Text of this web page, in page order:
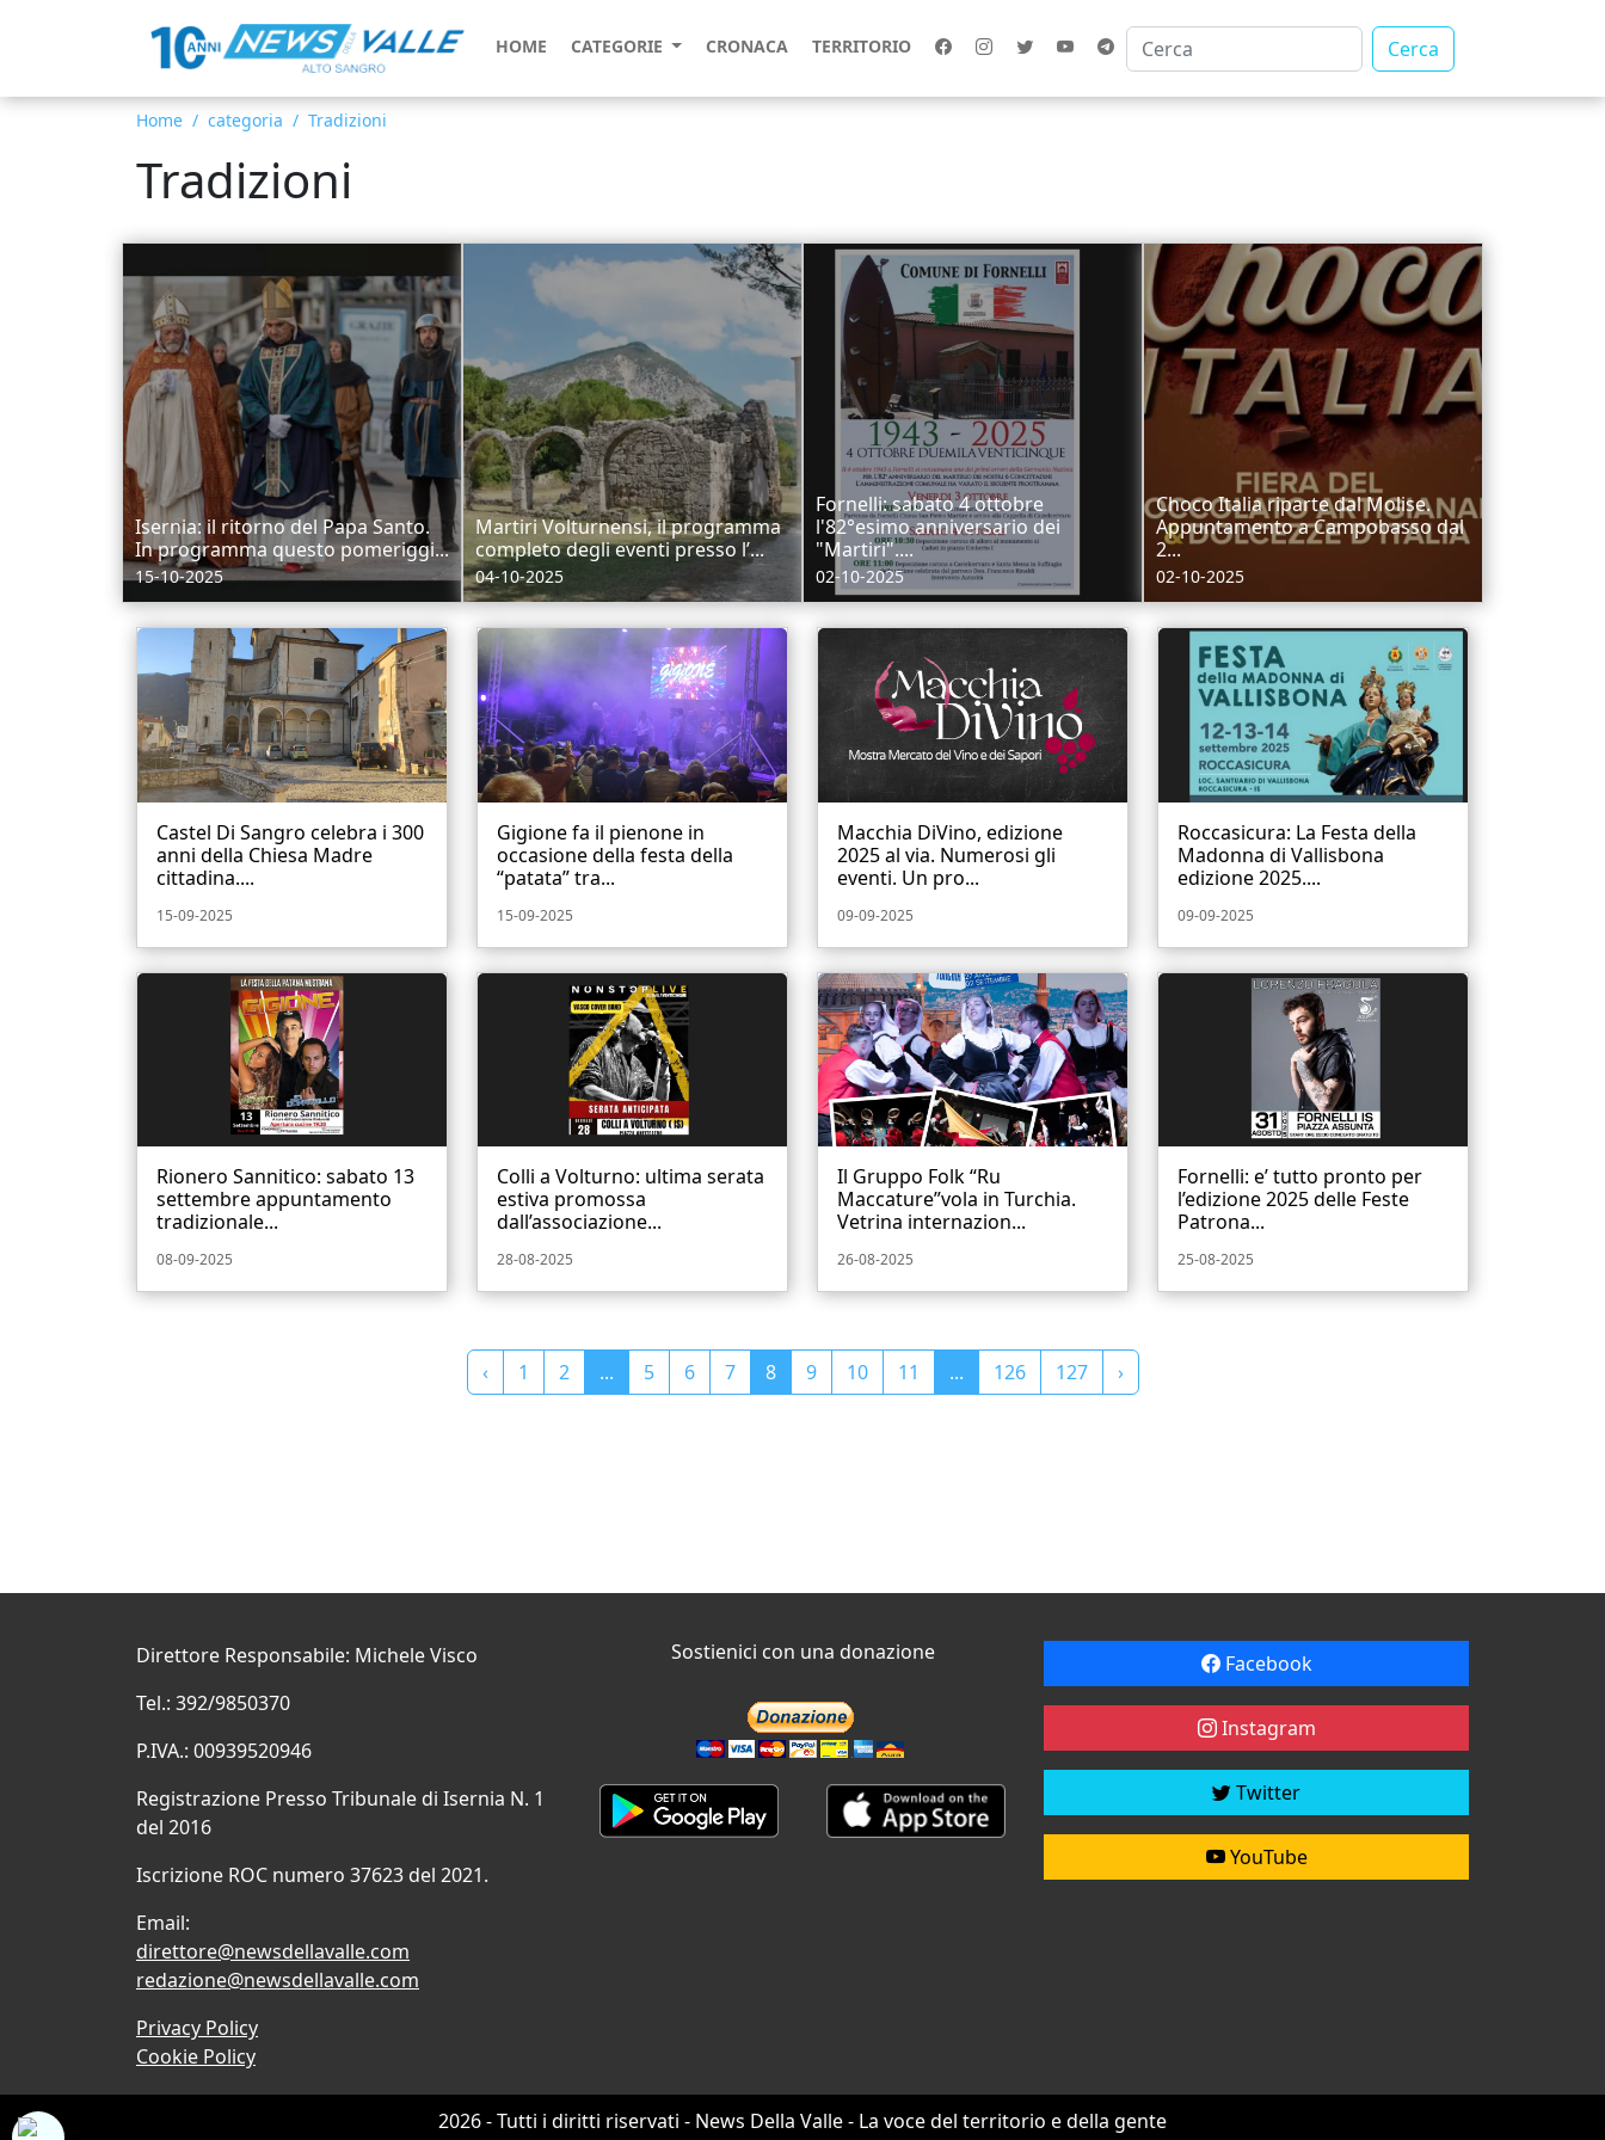
HOME CATEGORIE CRONACA TERRITORIO Cerca
Home categoria Tradizioni
Tradizioni
Isernia: il ritorno del Papa Santo.
In programma questo pomeriggi...
15-10-2025
Martiri Volturnensi, il programma
completo degli eventi presso l’...
04-10-2025
Fornelli: sabato 4 ottobre
l'82°esimo anniversario dei
"Martiri"....
02-10-2025
Choco Italia riparte dal Molise.
Appuntamento a Campobasso dal
2...
02-10-2025
Castel Di Sangro celebra i 300
anni della Chiesa Madre
cittadina....
15-09-2025
Gigione fa il pienone in
occasione della festa della
“patata” tra...
15-09-2025
Macchia DiVino, edizione
2025 al via. Numerosi gli
eventi. Un pro...
09-09-2025
Roccasicura: La Festa della
Madonna di Vallisbona
edizione 2025....
09-09-2025
Rionero Sannitico: sabato 13
settembre appuntamento
tradizionale...
08-09-2025
Colli a Volturno: ultima serata
estiva promossa
dall’associazione...
28-08-2025
Il Gruppo Folk “Ru
Maccature”vola in Turchia.
Vetrina internazion...
26-08-2025
Fornelli: e’ tutto pronto per
l’edizione 2025 delle Feste
Patrona...
25-08-2025
‹ 1 2 ... 5 6 7 8 9 10 11 ... 126 127 ›
Direttore Responsabile: Michele Visco
Tel.: 392/9850370
P.IVA.: 00939520946
Registrazione Presso Tribunale di Isernia N. 1
del 2016
Iscrizione ROC numero 37623 del 2021.
Email:
direttore@newsdellavalle.com
redazione@newsdellavalle.com
Privacy Policy
Cookie Policy
Sostienici con una donazione Facebook
Instagram
Twitter
YouTube
2026 - Tutti i diritti riservati - News Della Valle - La voce del territorio e della gente